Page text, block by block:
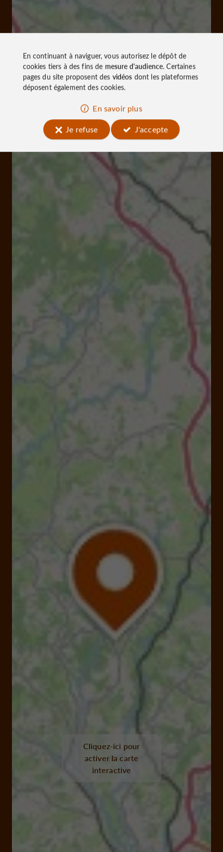
Cliquez-ici pour
activer la carte
interactive
En continuant à naviguer, vous autorisez le dépôt de
cookies tiers à des fins de mesure d'audience. Certaines
pages du site proposent des vidéos dont les plateformes
déposent également des cookies.
En savoir plus
Je refuse
J'accepte